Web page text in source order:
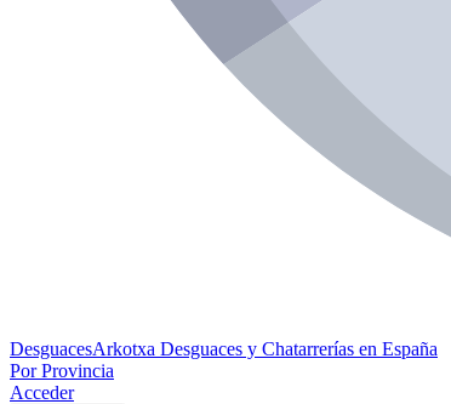
DesguacesArkotxa Desguaces y Chatarrerías en España
Por Provincia
Acceder